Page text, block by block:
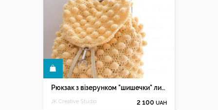
Рюкзак з візерунком "шишечки" лимонний
JK Creative Studio 2 100 UAH